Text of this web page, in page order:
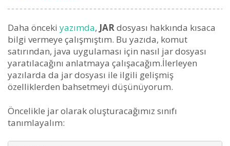
Daha önceki yazımda, JARdosyası hakkında kısaca
bilgi vermeye çalışmıştım. Bu yazıda, komut
satırından, java uygulaması için nasıl jar dosyası
yaratılacağını anlatmaya çalışacağım.İlerleyen
yazılarda da jar dosyası ile ilgili gelişmiş
özelliklerden bahsetmeyi düşünüyorum.
Öncelikle jar olarak oluşturacağımız sınıfı
tanımlayalım: